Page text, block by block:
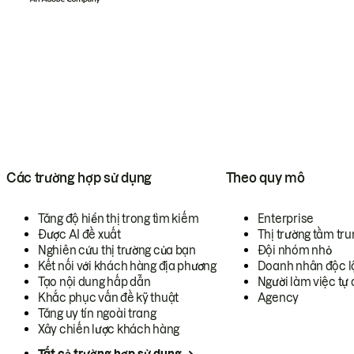
Các trường hợp sử dụng
Tăng độ hiển thị trong tìm kiếm
Được AI đề xuất
Nghiên cứu thị trường của bạn
Kết nối với khách hàng địa phương
Tạo nội dung hấp dẫn
Khắc phục vấn đề kỹ thuật
Tăng uy tín ngoài trang
Xây chiến lược khách hàng
Theo quy mô
Enterprise
Thị trường tầm
Đội nhóm nhỏ
Doanh nhân độc
Người làm việc tự
Agency